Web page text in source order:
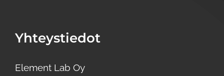
Yhteystiedot
Element Lab Oy